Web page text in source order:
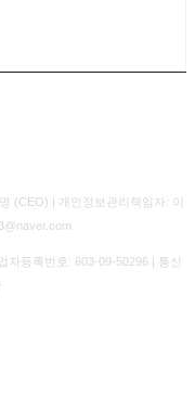
(CEO) | 개인정보관리책임자: 이
자등록번호: 603-09-50296 | 통신